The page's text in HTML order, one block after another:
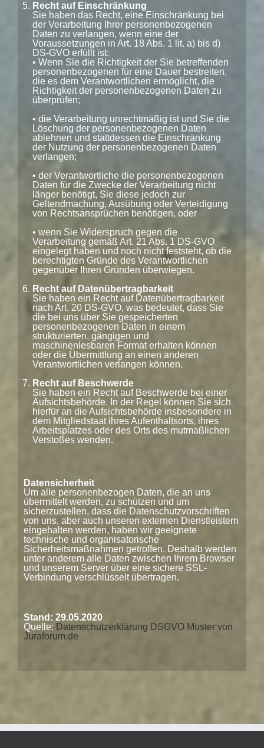
Recht auf Einschränkung
Sie haben das Recht, eine Einschränkung bei
der Verarbeitung Ihrer personenbezogenen
Daten zu verlangen, wenn eine der
Voraussetzungen in Art. 18 Abs. 1 lit. a) bis d)
DS-GVO erfüllt ist:
• Wenn Sie die Richtigkeit der Sie betreffenden
personenbezogenen für eine Dauer bestreiten,
die es dem Verantwortlichen ermöglicht, die
Richtigkeit der personenbezogenen Daten zu
überprüfen;
• die Verarbeitung unrechtmäßig ist und Sie die
Löschung der personenbezogenen Daten
ablehnen und stattdessen die Einschränkung
der Nutzung der personenbezogenen Daten
verlangen;
• der Verantwortliche die personenbezogenen
Daten für die Zwecke der Verarbeitung nicht
länger benötigt, Sie diese jedoch zur
Geltendmachung, Ausübung oder Verteidigung
von Rechtsansprüchen benötigen, oder
• wenn Sie Widerspruch gegen die
Verarbeitung gemäß Art. 21 Abs. 1 DS-GVO
eingelegt haben und noch nicht feststeht, ob die
berechtigten Gründe des Verantwortlichen
gegenüber Ihren Gründen überwiegen.
Recht auf Datenübertragbarkeit
Sie haben ein Recht auf Datenübertragbarkeit
nach Art. 20 DS-GVO, was bedeutet, dass Sie
die bei uns über Sie gespeicherten
personenbezogenen Daten in einem
strukturierten, gängigen und
maschinenlesbaren Format erhalten können
oder die Übermittlung an einen anderen
Verantwortlichen verlangen können.
Recht auf Beschwerde
Sie haben ein Recht auf Beschwerde bei einer
Aufsichtsbehörde. In der Regel können Sie sich
hierfür an die Aufsichtsbehörde insbesondere in
dem Mitgliedstaat ihres Aufenthaltsorts, ihres
Arbeitsplatzes oder des Orts des mutmaßlichen
Verstoßes wenden.
Datensicherheit
Um alle personenbezogen Daten, die an uns
übermittelt werden, zu schützen und um
sicherzustellen, dass die Datenschutzvorschriften
von uns, aber auch unseren externen Dienstleistern
eingehalten werden, haben wir geeignete
technische und organisatorische
Sicherheitsmaßnahmen getroffen. Deshalb werden
unter anderem alle Daten zwischen Ihrem Browser
und unserem Server über eine sichere SSL-
Verbindung verschlüsselt übertragen.
Stand: 29.05.2020
Quelle: Datenschutzerklärung DSGVO Muster von
Juraforum.de